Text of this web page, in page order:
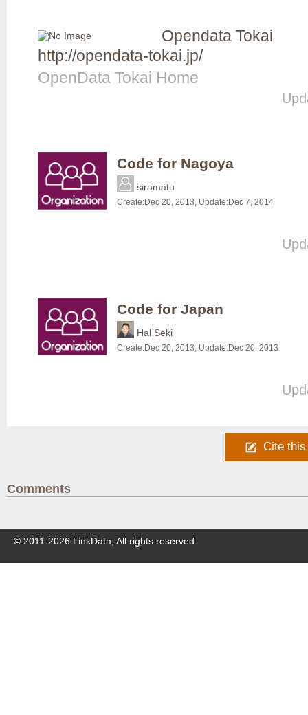
Opendata Tokai
http://opendata-tokai.jp/
OpenData Tokai Home
Code for Nagoya
siramatu
Create:Dec 20, 2013, Update:Dec 7, 2014
Code for Japan
Hal Seki
Create:Dec 20, 2013, Update:Dec 20, 2013
Cite this
Comments
© 2011-2026 LinkData, All rights reserved.